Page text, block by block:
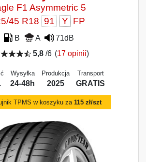
F1 Asymmetric 5
45 R18 91 Y FP
B A
71dB
5,8/6 (17 opinii)
Wysyłka
24-48h
Produkcja
2025
Transport
GRATIS
TPMS w koszyku za 115 zł/szt